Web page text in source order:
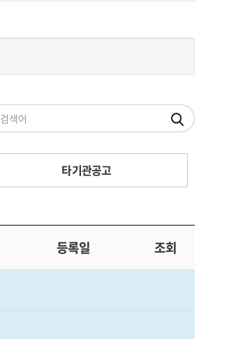
검색어
타기관공고
등록일 조회